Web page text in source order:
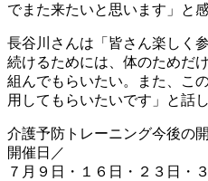
でまた来たいと思います」と
長谷川さんは「皆さん楽しく
続けるためには、体のためだ
組んでもらいたい。また、こ
用してもらいたいです」と話し
介護予防トレーニング今後の
開催日／
７月９日・１６日・２３日・